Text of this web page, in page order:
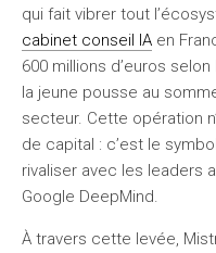
qui fait vibrer tout
cabinet conseil IA en
600 millions d’euros
la jeune pousse au
secteur. Cette opération
de capital : c’est le
rivaliser avec les leaders
Google DeepMind.
À travers cette levée,